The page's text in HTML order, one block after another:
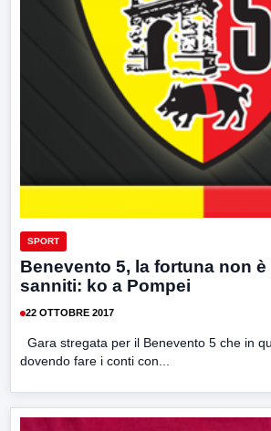
SPORT
Benevento 5, la fortuna non
sanniti: ko a Pompei
22 OTTOBRE 2017
Gara stregata per il Benevento 5 che in
dovendo fare i conti con...